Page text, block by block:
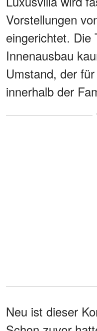
Vorstellungen
eingerichtet. Die
Innenausbau
Umstand, der
innerhalb der
Neu ist dieser